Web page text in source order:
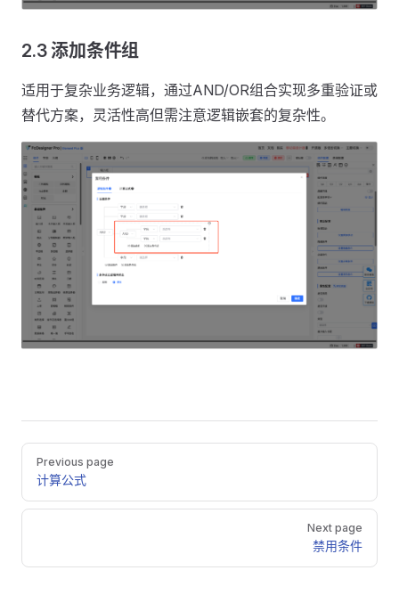
2.3 添加条件组
适用于复杂业务逻辑，通过AND/OR组合实现多重验证或
替代方案，灵活性高但需注意逻辑嵌套的复杂性。
Pager
Previous page
计算公式
Next page
禁用条件